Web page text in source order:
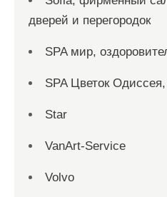
дверей и перегородок
SPA мир,
SPA Цветок
Star
VanArt-Service
Volvo